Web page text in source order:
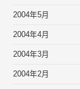
2004年5月
2004年4月
2004年3月
2004年2月